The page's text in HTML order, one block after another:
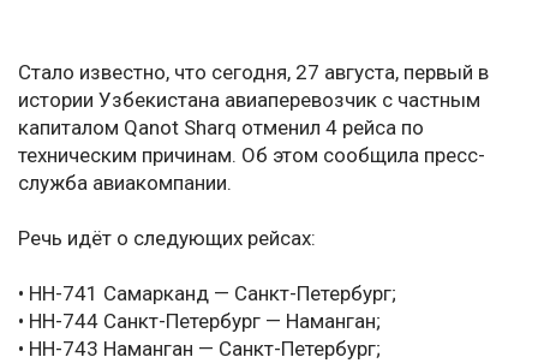
Стало известно, что сегодня, 27 августа, первый в
истории Узбекистана авиаперевозчик с частным
капиталом Qanot Sharq отменил 4 рейса по
техническим причинам. Об этом сообщила пресс-
служба авиакомпании.
Речь идёт о следующих рейсах:
• HH-741 Самарканд — Санкт-Петербург;
• HH-744 Санкт-Петербург — Наманган;
• HH-743 Наманган — Санкт-Петербург;